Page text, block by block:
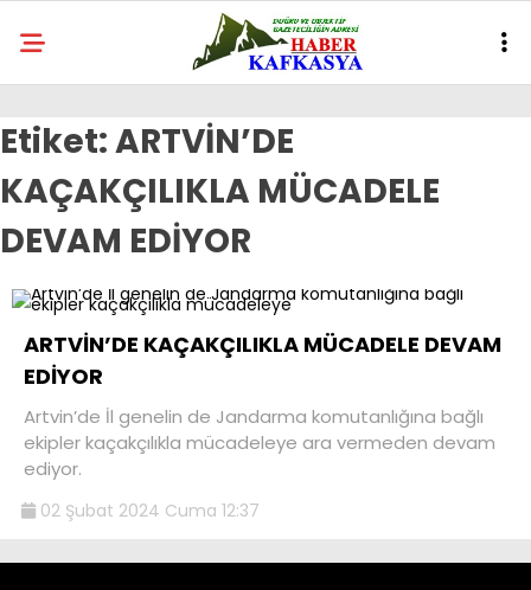
Etiket:ARTVİN’DE
KAÇAKÇILIKLA MÜCADELE
DEVAM EDİYOR
ARTVİN’DE KAÇAKÇILIKLA MÜCADELE DEVAM
EDİYOR
Artvin’de İl genelin de Jandarma komutanlığına bağlı
ekipler kaçakçılıkla mücadeleye ara vermeden devam
ediyor.
02 Şubat 2024 Cuma 12:37